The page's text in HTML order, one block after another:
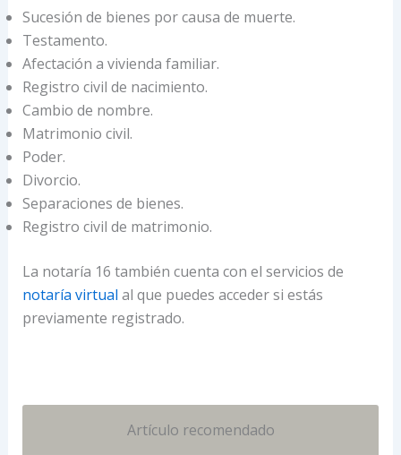
Sucesión de bienes por causa de muerte.
Testamento.
Afectación a vivienda familiar.
Registro civil de nacimiento.
Cambio de nombre.
Matrimonio civil.
Poder.
Divorcio.
Separaciones de bienes.
Registro civil de matrimonio.
La notaría 16 también cuenta con el servicios de
notaría virtual al que puedes acceder si estás
previamente registrado.
Artículo recomendado